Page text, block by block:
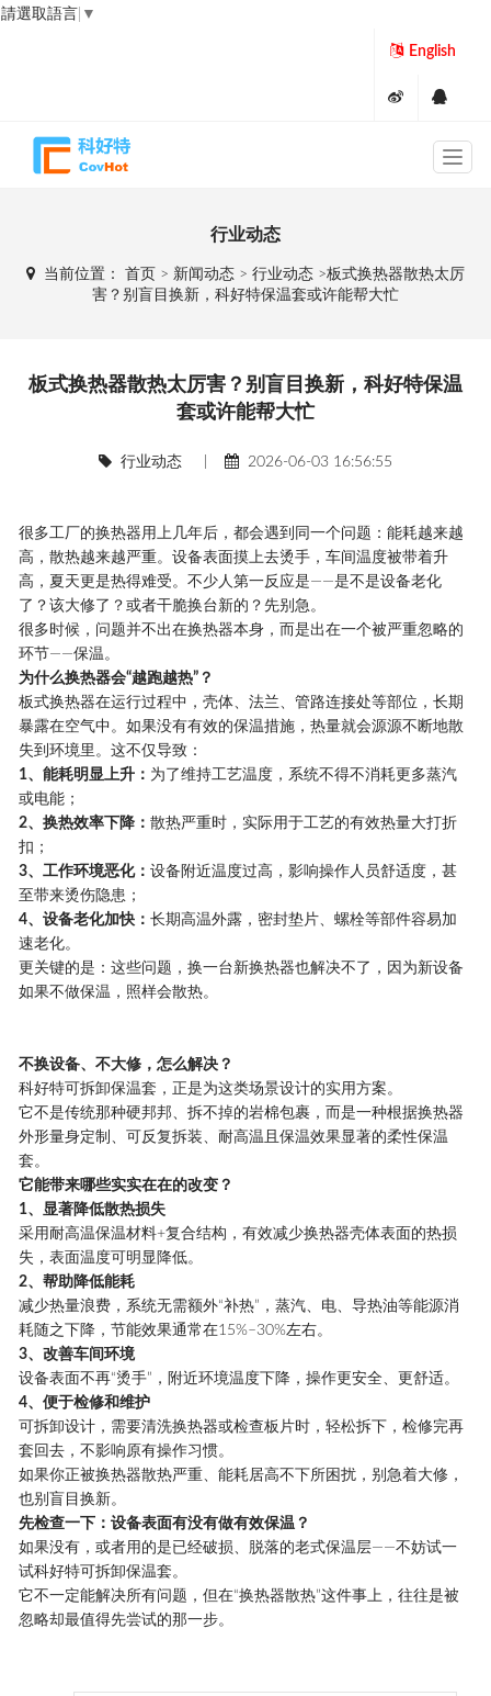
請選取語言 ▼
English
行业动态
当前位置： 首页 > 新闻动态 > 行业动态 >板式换热器散热太厉
害？别盲目换新，科好特保温套或许能帮大忙
板式换热器散热太厉害？别盲目换新，科好特保温
套或许能帮大忙
行业动态 2026-06-03 16:56:55
很多工厂的换热器用上几年后，都会遇到同一个问题：能耗越来越
高，散热越来越严重。设备表面摸上去烫手，车间温度被带着升
高，夏天更是热得难受。不少人第一反应是——是不是设备老化
了？该大修了？或者干脆换台新的？先别急。
很多时候，问题并不出在换热器本身，而是出在一个被严重忽略的
环节——保温。
为什么换热器会“越跑越热”？
板式换热器在运行过程中，壳体、法兰、管路连接处等部位，长期
暴露在空气中。如果没有有效的保温措施，热量就会源源不断地散
失到环境里。这不仅导致：
1、能耗明显上升： 为了维持工艺温度，系统不得不消耗更多蒸汽
或电能；
2、换热效率下降：散热严重时，实际用于工艺的有效热量大打折
扣；
3、工作环境恶化：设备附近温度过高，影响操作人员舒适度，甚
至带来烫伤隐患；
4、设备老化加快：长期高温外露，密封垫片、螺栓等部件容易加
速老化。
更关键的是：这些问题，换一台新换热器也解决不了，因为新设备
如果不做保温，照样会散热。
不换设备、不大修，怎么解决？
科好特可拆卸保温套 ，正是为这类场景设计的实用方案。
它不是传统那种硬邦邦、拆不掉的岩棉包裹，而是一种根据换热器
外形量身定制、可反复拆装、耐高温且保温效果显著的柔性保温
套。
它能带来哪些实实在在的改变？
1、显著降低散热损失
采用耐高温保温材料+复合结构，有效减少换热器壳体表面的热损
失，表面温度可明显降低。
2、帮助降低能耗
减少热量浪费，系统无需额外“补热”，蒸汽、电、导热油等能源消
耗随之下降，节能效果通常在15%–30%左右。
3、改善车间环境
设备表面不再“烫手”，附近环境温度下降，操作更安全、更舒适。
4、便于检修和维护
可拆卸设计，需要清洗换热器或检查板片时，轻松拆下，检修完再
套回去，不影响原有操作习惯。
如果你正被换热器散热严重、能耗居高不下所困扰，别急着大修，
也别盲目换新。
先检查一下：设备表面有没有做有效保温？
如果没有，或者用的是已经破损、脱落的老式保温层——不妨试一
试科好特可拆卸保温套。
它不一定能解决所有问题，但在“换热器散热”这件事上，往往是被
忽略却最值得先尝试的那一步。